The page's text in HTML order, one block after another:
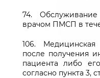
74. Обслуживание
врачом ПМСП в
106. Медицинская
после получения
пациента либо
согласно пункта 3,